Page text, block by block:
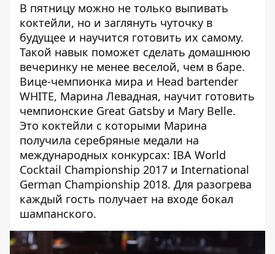
В пятницу можно не только выпивать
коктейли, но и заглянуть чуточку в
будущее и научится готовить их самому.
Такой навык поможет сделать домашнюю
вечеринку не менее веселой, чем в баре.
Вице-чемпионка мира и Head bartender
WHITE, Марина Левадная, научит готовить
чемпионские Great Gatsby и Mary Belle.
Это коктейли с которыми Марина
получила серебряные медали на
международных конкурсах: IBA World
Cocktail Championship 2017 и International
German Championship 2018. Для разогрева
каждый гость получает на входе бокал
шампанского.